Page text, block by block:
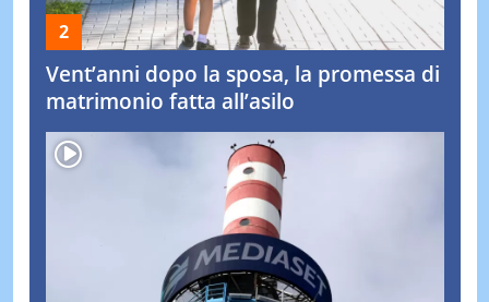
Vent’anni dopo la sposa, la promessa di
matrimonio fatta all’asilo